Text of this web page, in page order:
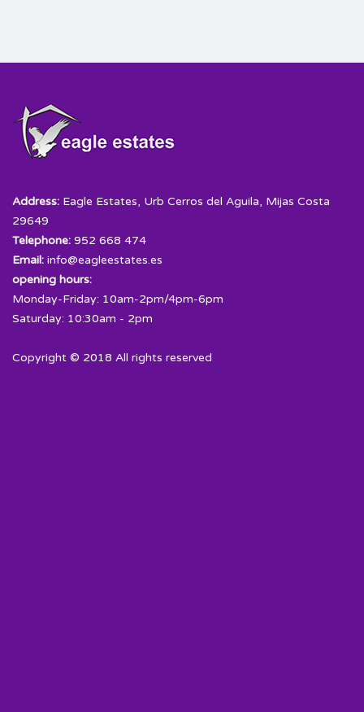
Address: Eagle Estates, Urb Cerros del Aguila, Mijas Costa
29649
Telephone: 952 668 474
Email: info@eagleestates.es
opening hours:
Monday-Friday: 10am-2pm/4pm-6pm
Saturday: 10:30am - 2pm
Copyright © 2018 All rights reserved